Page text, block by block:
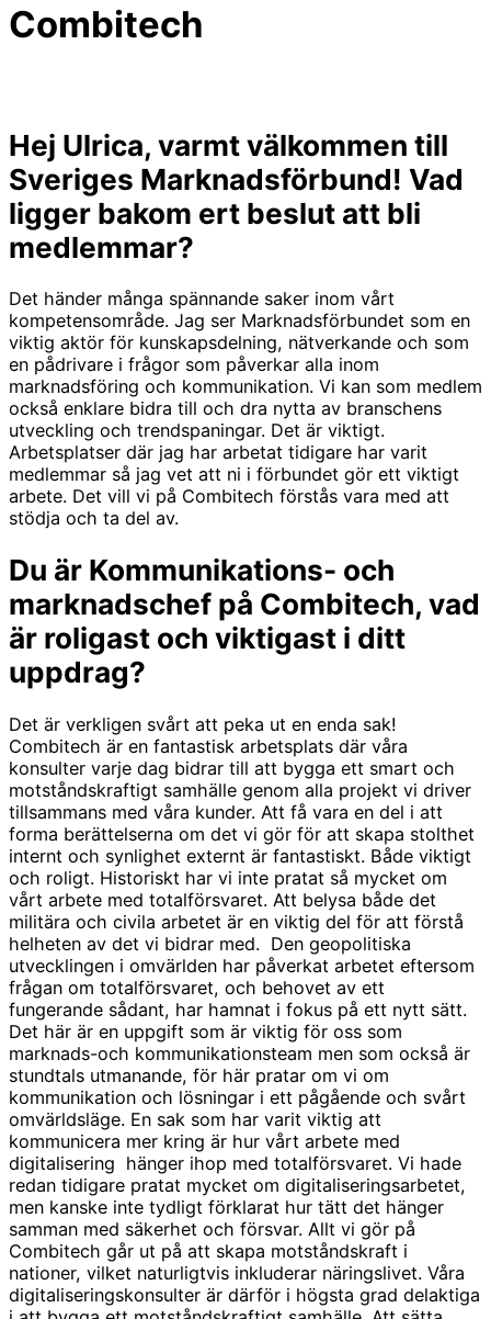
Combitech
Hej Ulrica, varmt välkommen till
Sveriges Marknadsförbund! Vad
ligger bakom ert beslut att bli
medlemmar?
Det händer många spännande saker inom vårt
kompetensområde. Jag ser Marknadsförbundet som en
viktig aktör för kunskapsdelning, nätverkande och som
en pådrivare i frågor som påverkar alla inom
marknadsföring och kommunikation. Vi kan som medlem
också enklare bidra till och dra nytta av branschens
utveckling och trendspaningar. Det är viktigt.
Arbetsplatser där jag har arbetat tidigare har varit
medlemmar så jag vet att ni i förbundet gör ett viktigt
arbete. Det vill vi på Combitech förstås vara med att
stödja och ta del av.
Du är Kommunikations- och
marknadschef på Combitech, vad
är roligast och viktigast i ditt
uppdrag?
Det är verkligen svårt att peka ut en enda sak!
Combitech är en fantastisk arbetsplats där våra
konsulter varje dag bidrar till att bygga ett smart och
motståndskraftigt samhälle genom alla projekt vi driver
tillsammans med våra kunder. Att få vara en del i att
forma berättelserna om det vi gör för att skapa stolthet
internt och synlighet externt är fantastiskt. Både viktigt
och roligt. Historiskt har vi inte pratat så mycket om
vårt arbete med totalförsvaret. Att belysa både det
militära och civila arbetet är en viktig del för att förstå
helheten av det vi bidrar med. Den geopolitiska
utvecklingen i omvärlden har påverkat arbetet eftersom
frågan om totalförsvaret, och behovet av ett
fungerande sådant, har hamnat i fokus på ett nytt sätt.
Det här är en uppgift som är viktig för oss som
marknads-och kommunikationsteam men som också är
stundtals utmanande, för här pratar om vi om
kommunikation och lösningar i ett pågående och svårt
omvärldsläge. En sak som har varit viktig att
kommunicera mer kring är hur vårt arbete med
digitalisering hänger ihop med totalförsvaret. Vi hade
redan tidigare pratat mycket om digitaliseringsarbetet,
men kanske inte tydligt förklarat hur tätt det hänger
samman med säkerhet och försvar. Allt vi gör på
Combitech går ut på att skapa motståndskraft i
nationer, vilket naturligtvis inkluderar näringslivet. Våra
digitaliseringskonsulter är därför i högsta grad delaktiga